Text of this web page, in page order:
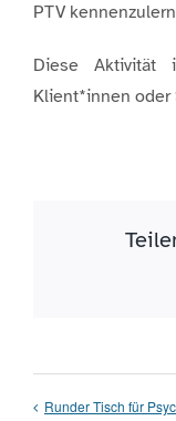
PTV
Diese Aktivität
Klient*innen
Runder Tisch für